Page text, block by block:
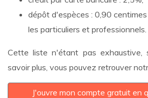
dépôt d'espèces : 0,90
les particuliers et professionnels.
Cette liste n'étant pas
savoir plus, vous pouvez retrouver
J'ouvre mon compte gratuit en